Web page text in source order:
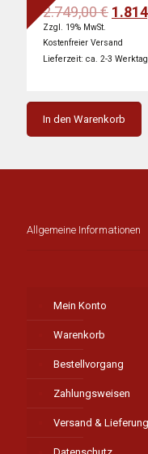
2.749,00€
war:
Zzgl. 19% MwSt.
Kostenfreier Versand
Lieferzeit: ca. 2-3
In den Warenkorb
Allgemeine Informationen
Mein Konto
Warenkorb
Bestellvorgang
Zahlungsweisen
Versand & Lieferung